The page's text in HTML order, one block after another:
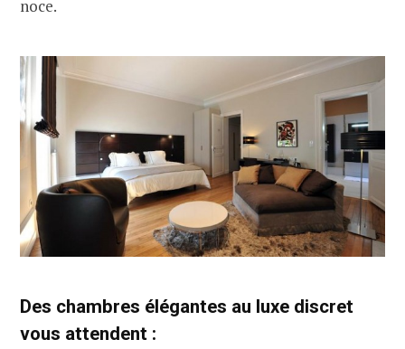
noce.
Des chambres élégantes au luxe discret
vous attendent :